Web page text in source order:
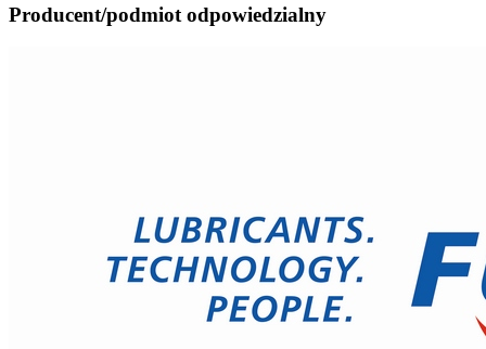
Producent/podmiot odpowiedzialny